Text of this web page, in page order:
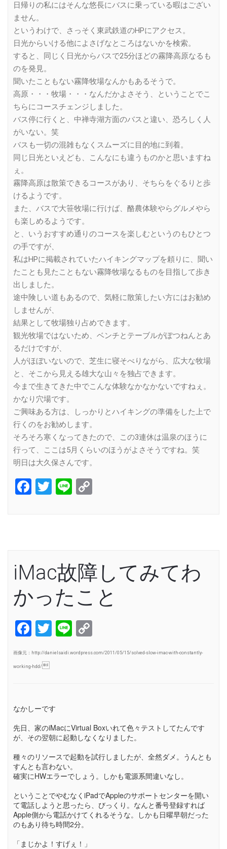
日帰りの私にはそんな悠長にバスに乗っている暇はござい
ません。
というわけで、さっそく東武鉄道のHPにアクセス。
日光からいける他によさげなところはないかを検索。
すると、同じく日光からバスで25分ほどの霧降高原なるも
のを発見。
聞いたこともない霧降牧場なんかもあるそうで。
高原・・・牧場・・・なんだかよさそう、ということでこ
ちらにコースチェンジしました。
バス停に行くと、中禅寺湖方面のバスと違い、恐ろしく人
がいない。笑
バスも一切の混雑もなくスムーズに目的地に到着。
同じ日光といえども、こんなにも違うものかと思いますね
ぇ。
霧降高原は散策できるコースがあり、そちらをぐるりと歩
けるようです。
また、バスで大笹牧場に行けば、酪農体験やらグルメやら
も楽しめるようです。
と、いうおすすめ通りのコースを楽しむというのもひとつ
の手ですが、
私はHPに掲載されていたハイキングマップを頼りに、聞い
たことも見たこともない霧降牧場なるものを目指して歩き
出しました。
途中険しい道もあるので、気軽に散策したい方にはお勧め
しませんが、
結果として牧場独り占めできます。
観光牧場ではないため、ベンチとテーブルがぽつねんとあ
るだけですが、
人がほぼいないので、芝生に寝そべりながら、広大な牧場
と、そこから見える雄大な山々を独占できます。
今まで生きてきた中でこんな体験なかなかないですねぇ。
かなり穴場です。
ご興味ある方は、しっかりとハイキングの準備をした上で
行くのをお勧めします。
そろそろ寒くなってきたので、この3連休は温泉のほうに
行って、ここは5月くらいのほうがよさそうですね。笑
明日は大久保さんです。
Facebook
Twitter
Line
iMac故障してみてわ
かったこと
Facebook
Twitter
Line
Link
画像元：http://danielsaidi.wordpress.com/2011/05/15/solved-slow-imac-with-constantly-
working-hdd/
なかしーです
先日、家のiMacにVirtual Boxいれて色々テストしてたんです
が、その翌朝に起動しなくなりました。
種々のリソースで起動を試行しましたが、全然ダメ。うんとも
すんとも言わない。
確実にHWエラーでしょう。しかも電源系間違いなし。
ということでやむなくiPadでAppleのサポートセンターを開い
て電話しようと思ったら、びっくり。なんと番号登録すれば
Apple側から電話かけてくれるそうな。しかも日曜早朝だった
のもあり待ち時間2分。
「まじかよ！すげぇ！」